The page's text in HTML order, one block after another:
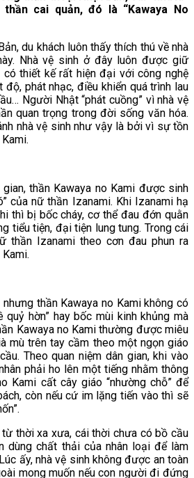
cai quản, đó là “Kawaya No
du khách luôn thấy thích thú về nhà
Nhà vệ sinh ở đây luôn được giữ
có thiết kế rất hiện đại với công nghệ
độ, phát nhạc, điều khiển quá trình lau
Người Nhật “phát cuồng” vì nhà vệ
quan trọng trong đời sống văn hóa.
nhà vệ sinh như vậy là bởi vì sự tồn
thần Kawaya no Kami được sinh
của nữ thần Izanami. Khi Izanami hạ
thì bị bốc cháy, cơ thể đau đớn quằn
tiểu tiện, đại tiện lung tung. Trong cái
thần Izanami theo cơn đau phun ra
thần Kawaya no Kami không có
quỷ hờn” hay bốc mùi kinh khủng mà
Kawaya no Kami thường được miêu
mù trên tay cầm theo một ngọn giáo
Theo quan niệm dân gian, khi vào
phải ho lên một tiếng nhằm thông
Kami cất cây giáo “nhường chỗ” để
còn nếu cứ im lặng tiến vào thì sẽ
thời xa xưa, cái thời chưa có bồ cầu
dùng chất thải của nhân loại để làm
ấy, nhà vệ sinh không được an toàn
mong muốn nếu con người đi đứng